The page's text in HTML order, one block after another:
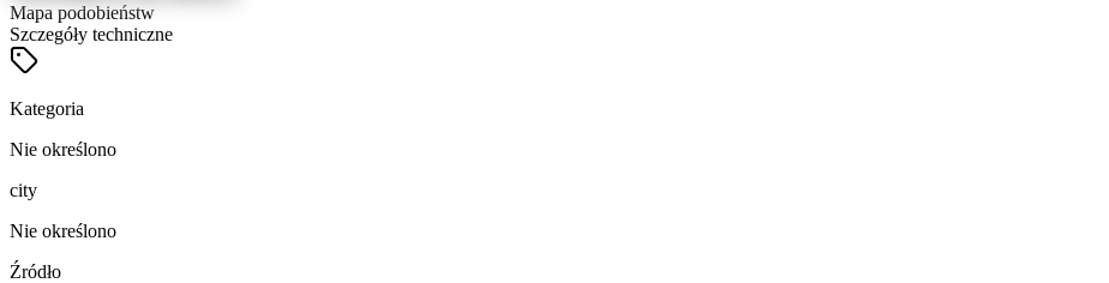
Mapa podobieństw
Szczegóły techniczne
Kategoria
Nie określono
city
Nie określono
Źródło